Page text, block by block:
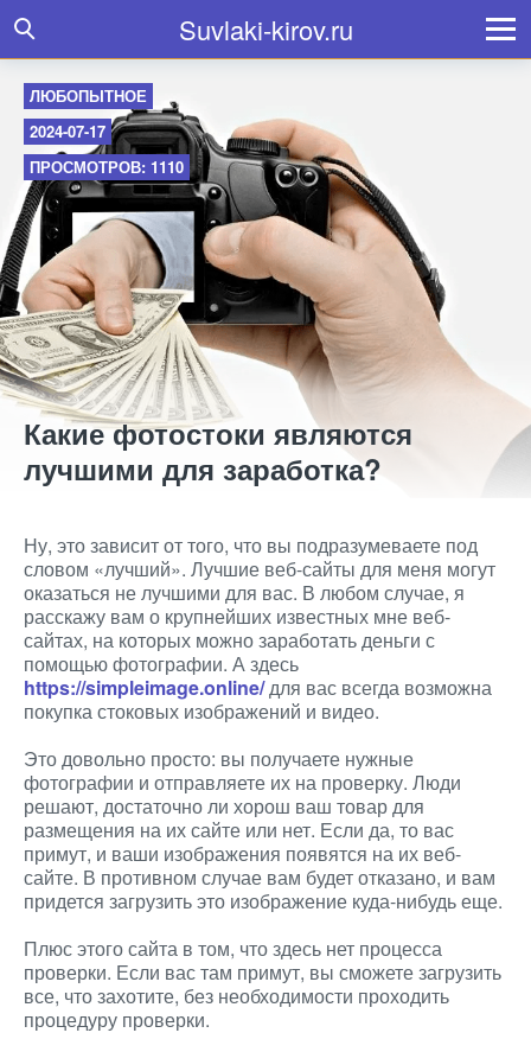
Suvlaki-kirov.ru
ЛЮБОПЫТНОЕ
2024-07-17
ПРОСМОТРОВ: 1110
Какие фотостоки являются
лучшими для заработка?
Ну, это зависит от того, что вы подразумеваете под
словом «лучший». Лучшие веб-сайты для меня могут
оказаться не лучшими для вас. В любом случае, я
расскажу вам о крупнейших известных мне веб-
сайтах, на которых можно заработать деньги с
помощью фотографии. А здесь
https://simpleimage.online/для вас всегда возможна
покупка стоковых изображений и видео.
Это довольно просто: вы получаете нужные
фотографии и отправляете их на проверку. Люди
решают, достаточно ли хорош ваш товар для
размещения на их сайте или нет. Если да, то вас
примут, и ваши изображения появятся на их веб-
сайте. В противном случае вам будет отказано, и вам
придется загрузить это изображение куда-нибудь еще.
Плюс этого сайта в том, что здесь нет процесса
проверки. Если вас там примут, вы сможете загрузить
все, что захотите, без необходимости проходить
процедуру проверки.